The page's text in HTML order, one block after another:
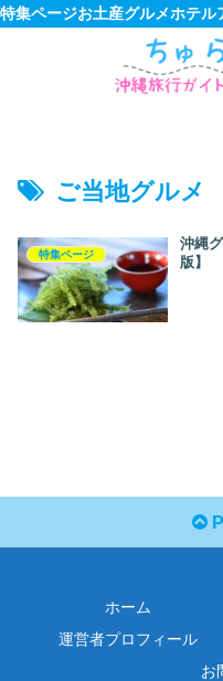
特集ページお土産グルメホテル
ご当地グルメ
特集ページ
沖縄
版】
ホーム
運営者プロフィール
お